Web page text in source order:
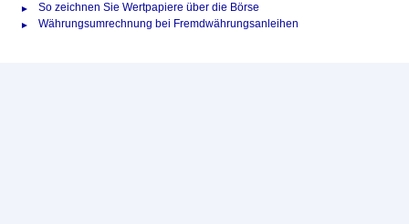
So zeichnen Sie Wertpapiere über die Börse
Währungsumrechnung bei Fremdwährungsanleihen